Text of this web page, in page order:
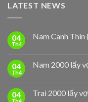
LATEST NEWS
04
Th4
Nam Canh
04
Th4
Nam 2000 lấy
04 Trai 2000 lấy